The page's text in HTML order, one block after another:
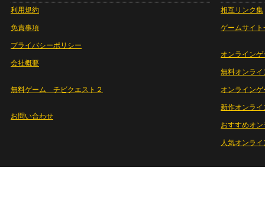
利用規約
免責事項
プライバシーポリシー
会社概要
無料ゲーム チビクエスト２
お問い合わせ
相互リンク集
ゲームサイト
オンラインゲ
無料オンライ
オンライン
新作オンライ
おすすめオ
人気オンラ